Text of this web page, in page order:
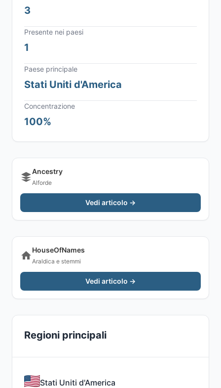
3
Presente nei paesi
1
Paese principale
Stati Uniti d'America
Concentrazione
100%
Ancestry
Alforde
Vedi articolo →
HouseOfNames
Araldica e stemmi
Vedi articolo →
Regioni principali
Stati Uniti d'America